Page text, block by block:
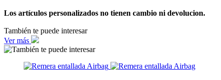
Los artículos personalizados no tienen cambio ni devolucion.
También te puede interesar
Ver más